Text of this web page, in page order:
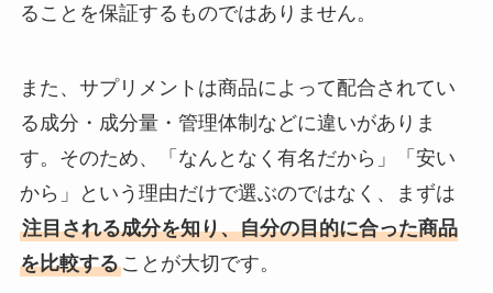
ることを保証するものではありません。
また、サプリメントは商品によって配合されてい
る成分・成分量・管理体制などに違いがありま
す。そのため、「なんとなく有名だから」「安い
から」という理由だけで選ぶのではなく、まずは
注目される成分を知り、自分の目的に合った商品
を比較することが大切です。